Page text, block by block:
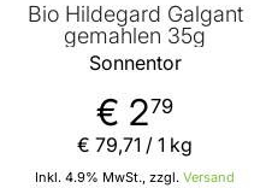
Bio Hildegard Galgant
gemahlen 35g
Sonnentor
€ 279
Inkl. 4.9% MwSt., zzgl. Versand
€ 79,71 / 1 kg